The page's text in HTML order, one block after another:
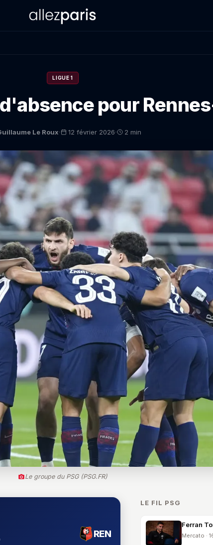
LIGUE 1
pour
Le Roux· 12 février 2026· 2 min
Le groupe du PSG (PSG.FR)
REN
LE FIL PSG
Ferran
Mercato ·